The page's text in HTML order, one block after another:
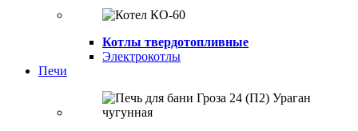
Котлы твердотопливные
Электрокотлы
Печи